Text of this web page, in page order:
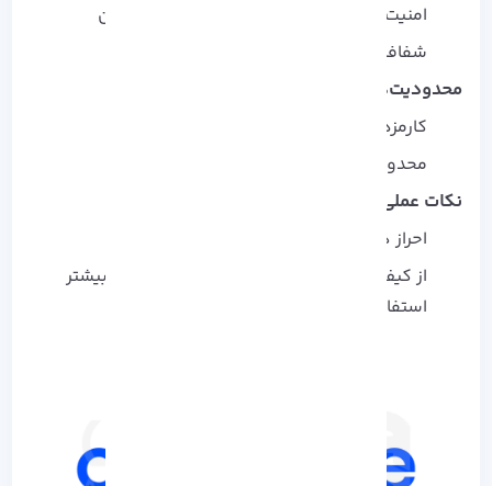
امنیت بالا با ذخیره‌ سازی سرد و رعایت قوانین
شفافیت کامل به عنوان شرکت سهامی عام
محدودیت‌ها:
کارمزد بالاتر از رقبا
محدودیت تراکنش خارج از آمریکا
نکات عملی:
احراز هویت دو عاملی فعال باشه
از کیف پول اختصاصی Coinbase برای امنیت بیشتر
استفاده کن